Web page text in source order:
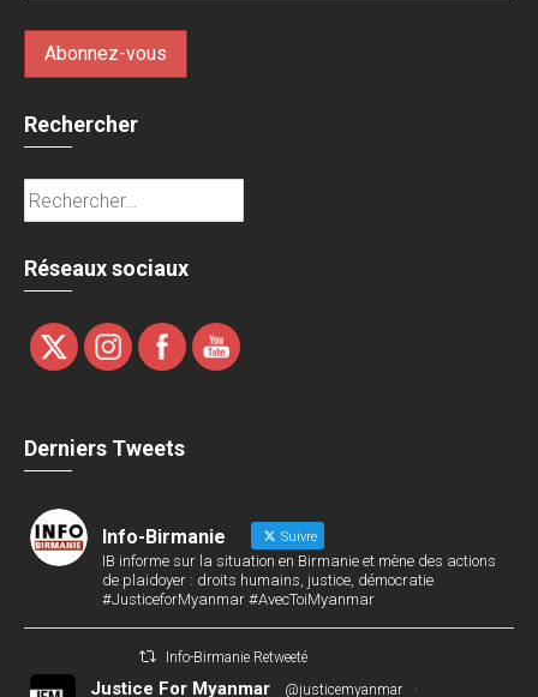
Rechercher
Rechercher :
Réseaux sociaux
Derniers Tweets
Info-Birmanie Suivre
IB informe sur la situation en Birmanie et mène des actions
de plaidoyer : droits humains, justice, démocratie
#JusticeforMyanmar #AvecToiMyanmar
Info-Birmanie Retweeté
Justice For Myanmar @justicemyanmar ·